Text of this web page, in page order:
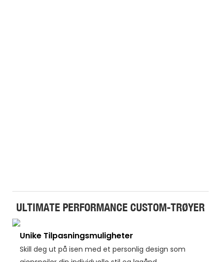
ULTIMATE PERFORMANCE CUSTOM-TRØYER
Unike Tilpasningsmuligheter
Skill deg ut på isen med et personlig design som